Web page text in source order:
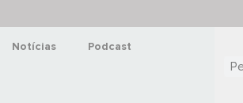
Notícias Podcast